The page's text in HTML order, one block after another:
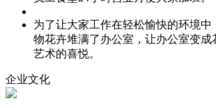
为了让大家工作在轻松愉快的环境中
物花卉堆满了办公室，让办公室变成
艺术的喜悦。
企业文化